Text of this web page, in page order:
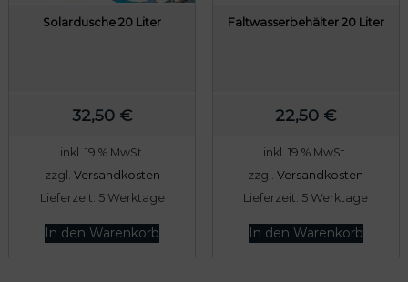
w
1
0
3
Solardusche 20 Liter
32,50 €
inkl. 19 % MwSt.
zzgl. Versandkosten
Lieferzeit: 5 Werktage
In den Warenkorb
Faltwasserbehälter 20 Liter
22,50 €
inkl. 19 % MwSt.
zzgl.Versandkosten
Lieferzeit: 5 Werktage
In den Warenkorb